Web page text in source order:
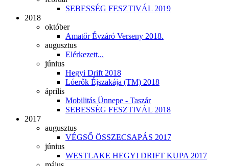
SEBESSÉG FESZTIVÁL 2019
2018
október
Amatőr Évzáró Verseny 2018.
augusztus
Elérkezett...
június
Hegyi Drift 2018
Lóerők Éjszakája (TM) 2018
április
Mobilitás Ünnepe - Taszár
SEBESSÉG FESZTIVÁL 2018
2017
augusztus
VÉGSŐ ÖSSZECSAPÁS 2017
június
WESTLAKE HEGYI DRIFT KUPA 2017